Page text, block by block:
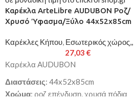
Καρέκλα ArteLibre AUDUBON Ροζ/
Χρυσό Ύφασμα/Ξύλο 44x52x85cm
Καρέκλες Κήπου, Εσωτερικός χώρος,,
27,03€
Καρέκλα AUDUBON
Διαστάσεις: 44x52x85cm
Χρώμα: ροζ επένδυση, χρυσά πόδια